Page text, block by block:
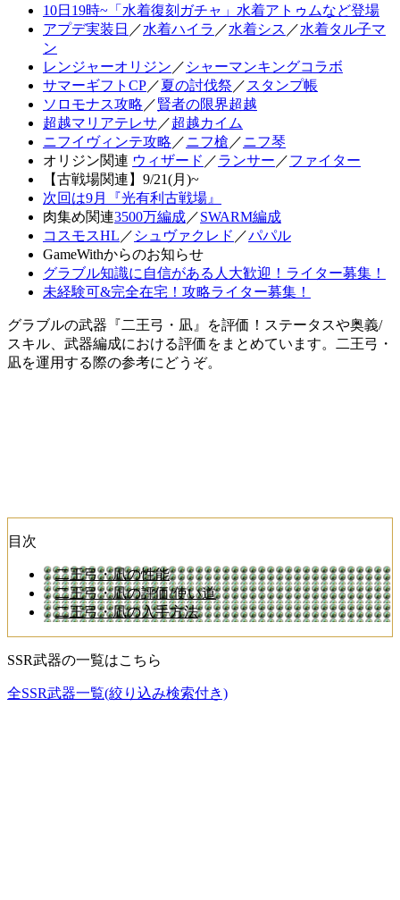
10日19時~「水着復刻ガチャ」水着アトゥムなど登場
アプデ実装日 ／水着ハイラ ／水着シス ／水着タル子マ
ン
レンジャーオリジン ／ シャーマンキングコラボ
サマーギフトCP／夏の討伐祭 ／ スタンプ帳
ソロモナス攻略 ／賢者の限界超越
超越マリアテレサ ／超越カイム
ニフイヴィンテ攻略 ／ニフ槍 ／ニフ琴
オリジン関連 ウィザード ／ランサー ／ファイター
【古戦場関連】9/21(月)~
次回は9月『光有利古戦場』
肉集め関連3500万編成／SWARM編成
コスモスHL ／ シュヴァクレド ／パパル
GameWithからのお知らせ
グラブル知識に自信がある人大歓迎！ライター募集！
未経験可&完全在宅！攻略ライター募集！
グラブルの武器『二王弓・凪』を評価！ステータスや奥義/
スキル、武器編成における評価をまとめています。二王弓・
凪を運用する際の参考にどうぞ。
目次
二王弓・凪の性能
二王弓・凪の評価/使い道
二王弓・凪の入手方法
SSR武器の一覧はこちら
全SSR武器一覧(絞り込み検索付き)